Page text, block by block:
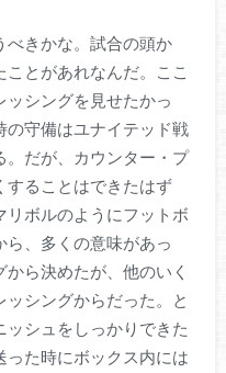
べきかな。試合の頭か
とがあれなんだ。ここ
シングを見せたかっ
の守備はユナイテッド戦
。だが、カウンター・プ
することはできたはず
リボルのようにフットボ
、多くの意味があっ
ら決めたが、他のいく
シングからだった。と
シュをしっかりできた
た時にボックス内には